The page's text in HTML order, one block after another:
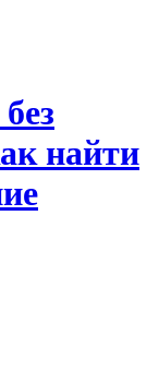
найти